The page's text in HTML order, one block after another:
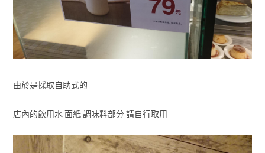
由於是採取自助式的
店內的飲用水 面紙 調味料部分 請自行取用